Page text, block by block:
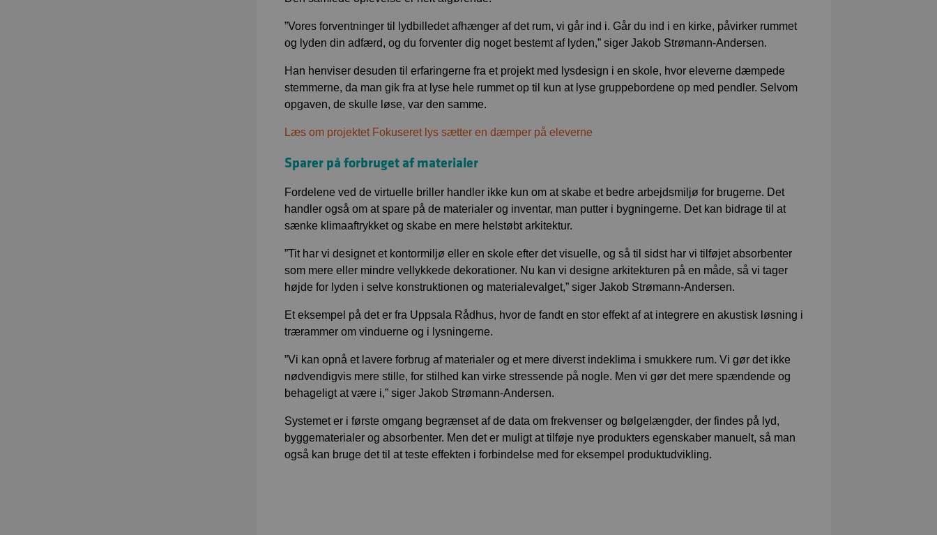
”Vores forventninger til lydbilledet afhænger af det rum, vi går ind i. Går du ind i en kirke, påvirker rummet
og lyden din adfærd, og du forventer dig noget bestemt af lyden,” siger Jakob Strømann-Andersen.
Han henviser desuden til erfaringerne fra et projekt med lysdesign i en skole, hvor eleverne dæmpede
stemmerne, da man gik fra at lyse hele rummet op til kun at lyse gruppebordene op med pendler. Selvom
opgaven, de skulle løse, var den samme.
Læs om projektet Fokuseret lys sætter en dæmper på eleverne
Sparer på forbruget af materialer
Fordelene ved de virtuelle briller handler ikke kun om at skabe et bedre arbejdsmiljø for brugerne. Det
handler også om at spare på de materialer og inventar, man putter i bygningerne. Det kan bidrage til at
sænke klimaaftrykket og skabe en mere helstøbt arkitektur.
”Tit har vi designet et kontormiljø eller en skole efter det visuelle, og så til sidst har vi tilføjet absorbenter
som mere eller mindre vellykkede dekorationer. Nu kan vi designe arkitekturen på en måde, så vi tager
højde for lyden i selve konstruktionen og materialevalget,” siger Jakob Strømann-Andersen.
Et eksempel på det er fra Uppsala Rådhus, hvor de fandt en stor effekt af at integrere en akustisk løsning i
trærammer om vinduerne og i lysningerne.
”Vi kan opnå et lavere forbrug af materialer og et mere diverst indeklima i smukkere rum. Vi gør det ikke
nødvendigvis mere stille, for stilhed kan virke stressende på nogle. Men vi gør det mere spændende og
behageligt at være i,” siger Jakob Strømann-Andersen.
Systemet er i første omgang begrænset af de data om frekvenser og bølgelængder, der findes på lyd,
byggematerialer og absorbenter. Men det er muligt at tilføje nye produkters egenskaber manuelt, så man
også kan bruge det til at teste effekten i forbindelse med for eksempel produktudvikling.